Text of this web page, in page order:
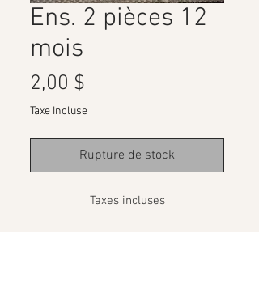
Ens. 2 pièces 12
mois
2,00 $
Taxe Incluse
Rupture de stock
Taxes incluses